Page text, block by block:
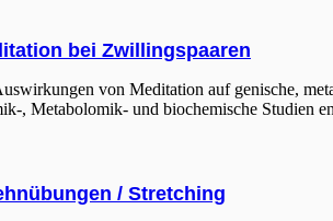
bei Zwillingspaaren
von Meditation auf genische,
, Metabolomik- und biochemische Studien
/ Stretching